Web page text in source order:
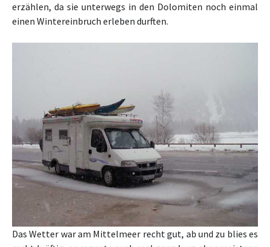
erzählen, da sie unterwegs in den Dolomiten noch einmal
einen Wintereinbruch erleben durften.
Das Wetter war am Mittelmeer recht gut, ab und zu blies es